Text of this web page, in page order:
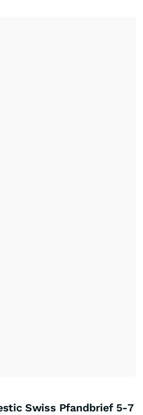
Swiss Pfandbrief 5-7